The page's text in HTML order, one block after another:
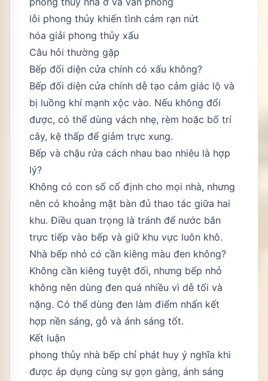
lỗi phong thủy khiến tình cảm rạn nứt
hóa giải phong thủy xấu
Câu hỏi thường gặp
Bếp đối diện cửa chính có xấu không?
Bếp đối diện cửa chính dễ tạo cảm giác lộ và
bị luồng khí mạnh xộc vào. Nếu không đổi
được, có thể dùng vách nhẹ, rèm hoặc bố trí
cây, kệ thấp để giảm trực xung.
Bếp và chậu rửa cách nhau bao nhiêu là hợp
lý?
Không có con số cố định cho mọi nhà, nhưng
nên có khoảng mặt bàn đủ thao tác giữa hai
khu. Điều quan trọng là tránh để nước bắn
trực tiếp vào bếp và giữ khu vực luôn khô.
Nhà bếp nhỏ có cần kiêng màu đen không?
Không cần kiêng tuyệt đối, nhưng bếp nhỏ
không nên dùng đen quá nhiều vì dễ tối và
nặng. Có thể dùng đen làm điểm nhấn kết
hợp nền sáng, gỗ và ánh sáng tốt.
Kết luận
phong thủy nhà bếp chỉ phát huy ý nghĩa khi
được áp dụng cùng sự gọn gàng, ánh sáng